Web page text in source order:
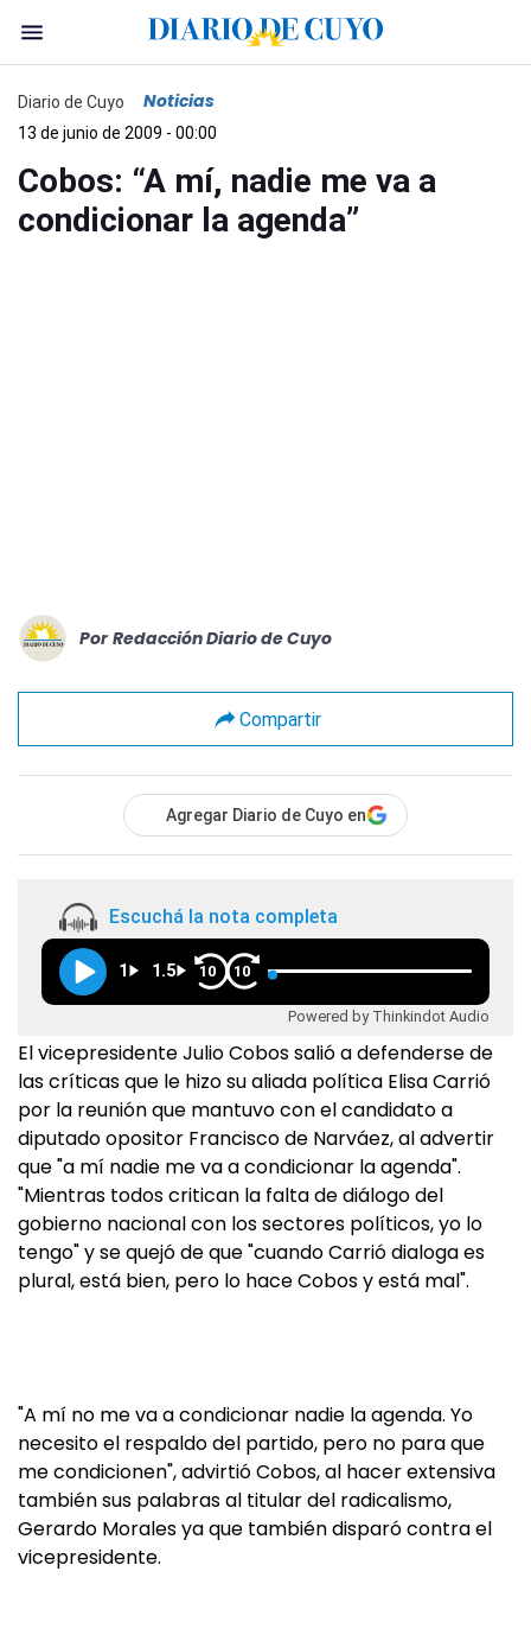
Diario de Cuyo Noticias
13 de junio de 2009 - 00:00
Cobos: “A mí, nadie me va a
condicionar la agenda”
Por Redacción Diario de Cuyo
Compartir
Agregar Diario de Cuyo en
Escuchá la nota completa
1 1.5 10 10
Powered by Thinkindot Audio
El vicepresidente Julio Cobos salió a defenderse de
las críticas que le hizo su aliada política Elisa Carrió
por la reunión que mantuvo con el candidato a
diputado opositor Francisco de Narváez, al advertir
que "a mí nadie me va a condicionar la agenda".
"Mientras todos critican la falta de diálogo del
gobierno nacional con los sectores políticos, yo lo
tengo" y se quejó de que "cuando Carrió dialoga es
plural, está bien, pero lo hace Cobos y está mal".
"A mí no me va a condicionar nadie la agenda. Yo
necesito el respaldo del partido, pero no para que
me condicionen", advirtió Cobos, al hacer extensiva
también sus palabras al titular del radicalismo,
Gerardo Morales ya que también disparó contra el
vicepresidente.